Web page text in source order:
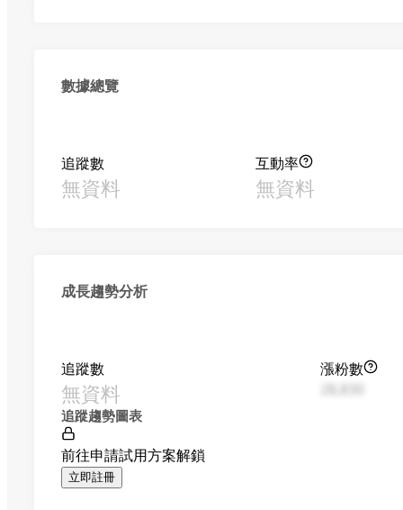
數據總覽
追蹤數
無資料
互動率
無資料
成長趨勢分析
追蹤數
無資料
漲粉數
追蹤趨勢圖表
前往申請試用方案解鎖
立即註冊